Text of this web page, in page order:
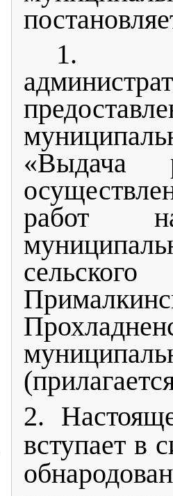
1.
«Выдача
работ
2.
вступает в